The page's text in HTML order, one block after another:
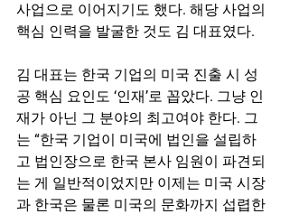
사업으로 이어지기도 했다. 해당 사업의
핵심 인력을 발굴한 것도 김 대표였다.
김 대표는 한국 기업의 미국 진출 시 성
공 핵심 요인도 ‘인재’로 꼽았다. 그냥 인
재가 아닌 그 분야의 최고여야 한다. 그
는 “한국 기업이 미국에 법인을 설립하
고 법인장으로 한국 본사 임원이 파견되
는 게 일반적이었지만 이제는 미국 시장
과 한국은 물론 미국의 문화까지 섭렵한